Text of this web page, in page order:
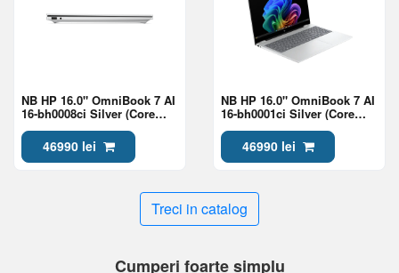
NB HP 16.0" OmniBook 7 AI
16-bh0008ci Silver (Core
Ultra 7 356H 24Gb 1Tb Win
11) 46990 lei
NB HP 16.0" OmniBook 7 AI
16-bh0001ci Silver (Core
Ultra 7 356H 24Gb 1Tb Win
11) 46990 lei
Treci in catalog
Cumperi foarte simplu